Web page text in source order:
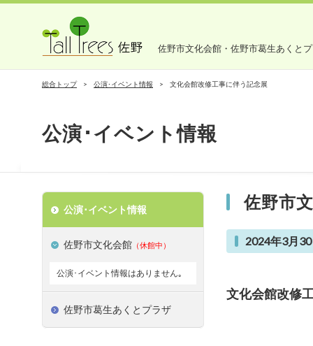
佐野市文化会館・佐野市葛生あくと
総合トップ 公演･イベント情報 文化会館改修工事に伴う記念展
公演･イベント情報
佐野市
2024年3月
文化会館改修
公演･イベント情報
佐野市文化会館 （休館中）
公演･イベント情報はありません｡
佐野市葛生あくとプラザ